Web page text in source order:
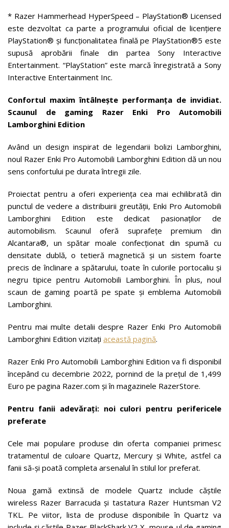
* Razer Hammerhead HyperSpeed – PlayStation® Licensed
este dezvoltat ca parte a programului oficial de licențiere
PlayStation® și funcționalitatea finală pe PlayStation®5 este
supusă aprobării finale din partea Sony Interactive
Entertainment. “PlayStation” este marcă înregistrată a Sony
Interactive Entertainment Inc.
Confortul maxim întâlnește performanța de invidiat.
Scaunul de gaming Razer Enki Pro Automobili
Lamborghini Edition
Având un design inspirat de legendarii bolizi Lamborghini,
noul Razer Enki Pro Automobili Lamborghini Edition dă un nou
sens confortului pe durata întregii zile.
Proiectat pentru a oferi experiența cea mai echilibrată din
punctul de vedere a distribuirii greutății, Enki Pro Automobili
Lamborghini Edition este dedicat pasionaților de
automobilism. Scaunul oferă suprafețe premium din
Alcantara®, un spătar moale confecționat din spumă cu
densitate dublă, o tetieră magnetică și un sistem foarte
precis de înclinare a spătarului, toate în culorile portocaliu și
negru tipice pentru Automobili Lamborghini. În plus, noul
scaun de gaming poartă pe spate și emblema Automobili
Lamborghini.
Pentru mai multe detalii despre Razer Enki Pro Automobili
Lamborghini Edition vizitați această pagină.
Razer Enki Pro Automobili Lamborghini Edition va fi disponibil
începând cu decembrie 2022, pornind de la prețul de 1,499
Euro pe pagina Razer.com și în magazinele RazerStore.
Pentru fanii adevărați: noi culori pentru perifericele
preferate
Cele mai populare produse din oferta companiei primesc
tratamentul de culoare Quartz, Mercury și White, astfel ca
fanii să-și poată completa arsenalul în stilul lor preferat.
Noua gamă extinsă de modele Quartz include căștile
wireless Razer Barracuda și tastatura Razer Huntsman V2
TKL. Pe viitor, lista de produse disponibile în Quartz va